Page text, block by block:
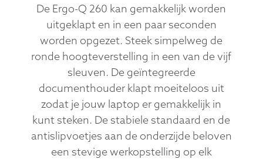
De Ergo-Q 260 kan gemakkelijk worden
uitgeklapt en in een paar seconden
worden opgezet. Steek simpelweg de
ronde hoogteverstelling in een van de vijf
sleuven. De geïntegreerde
documenthouder klapt moeiteloos uit
zodat je jouw laptop er gemakkelijk in
kunt steken. De stabiele standaard en de
antislipvoetjes aan de onderzijde beloven
een stevige werkopstelling op elk